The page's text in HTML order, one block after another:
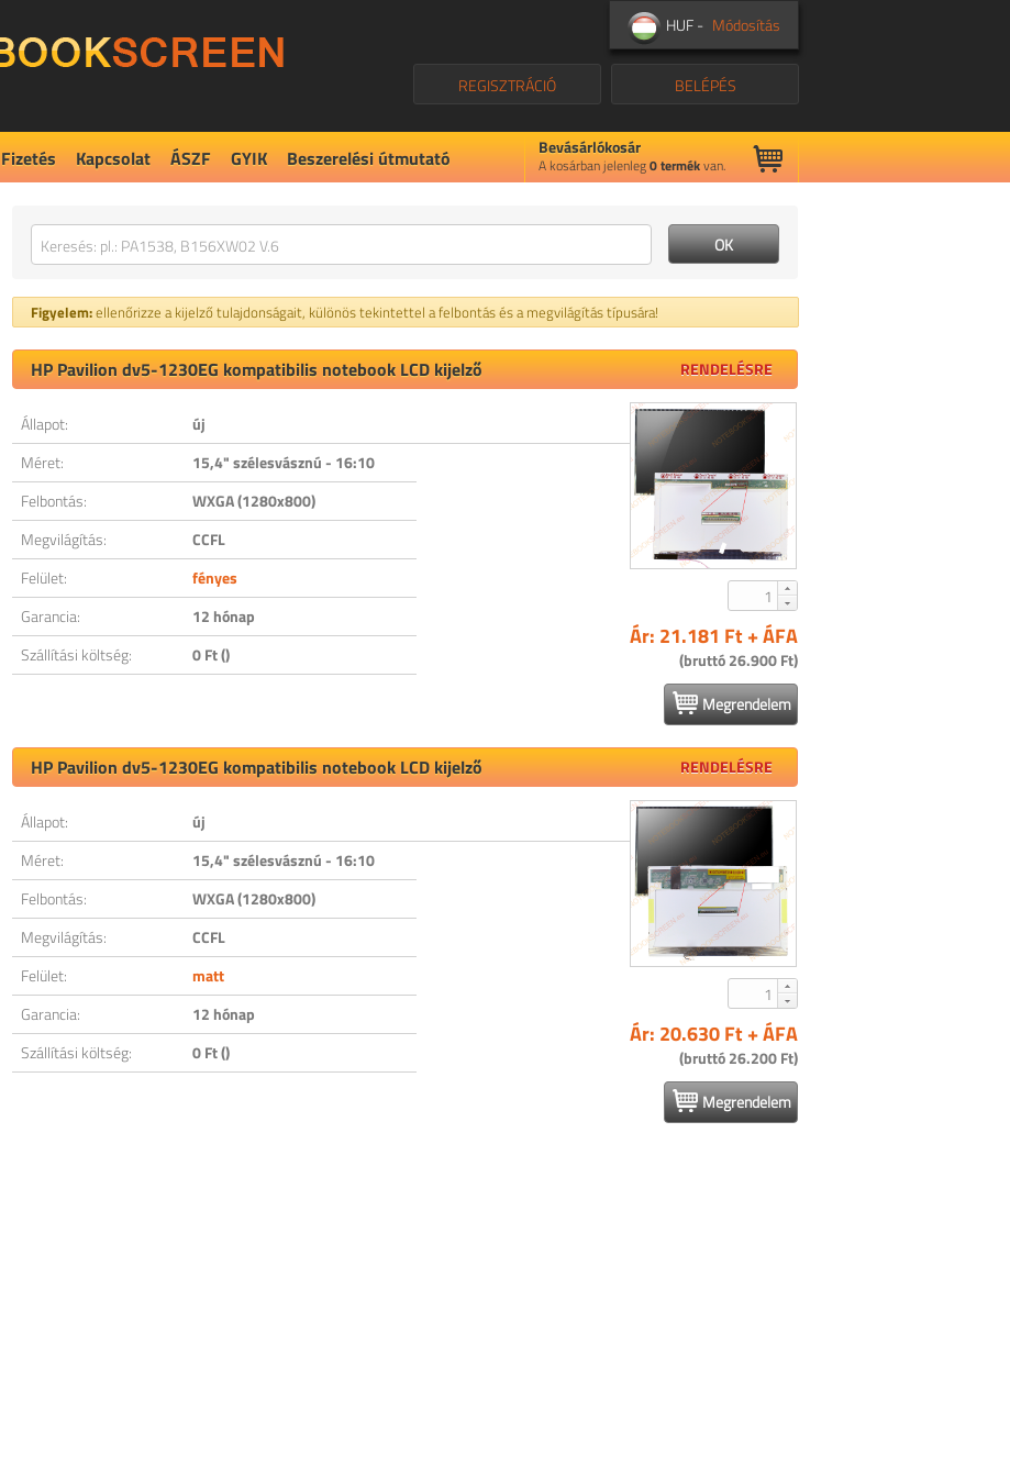
HUF - Módosítás
BELÉPÉS
REGISZTRÁCIÓ
Fizetés Kapcsolat ÁSZF GYIK Beszerelési útmutató Bevásárlókosár
A kosárban jelenleg0termékvan.
Figyelem:ellenőrizze a kijelző tulajdonságait, különös tekintettel a felbontás és a megvilágítás típusára!
HP Pavilion dv5-1230EG kompatibilis notebook LCD kijelző RENDELÉSRE
Állapot:
új
Méret:
15,4" szélesvásznú - 16:10
Felbontás:
WXGA (1280x800)
Megvilágítás:
CCFL
Felület:
fényes
Garancia:
12 hónap
Szállítási költség:
0 Ft ()
Ár: 21.181 Ft + ÁFA
(bruttó 26.900 Ft)
Megrendelem
HP Pavilion dv5-1230EG kompatibilis notebook LCD kijelző RENDELÉSRE
Állapot:
új
Méret:
15,4" szélesvásznú - 16:10
Felbontás:
WXGA (1280x800)
Megvilágítás:
CCFL
Felület:
matt
Garancia:
12 hónap
Szállítási költség:
0 Ft ()
Ár: 20.630 Ft + ÁFA
(bruttó 26.200 Ft)
Megrendelem